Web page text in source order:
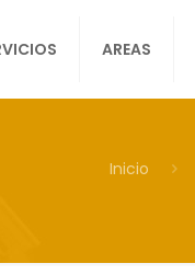
AREAS
Inicio